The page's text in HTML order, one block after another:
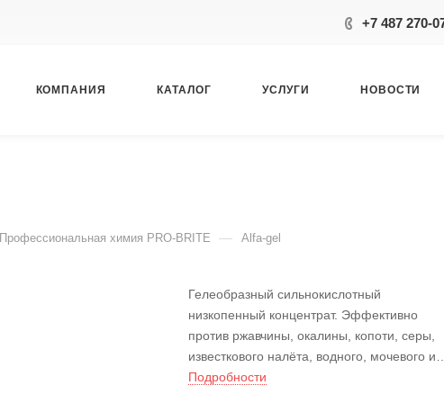
+7 487 270-
КОМПАНИЯ КАТАЛОГ УСЛУГИ НОВОСТИ
Профессиональная химия PRO-BRITE — Alfa-gel
Гелеобразный сильнокислотный
низкопенный концентрат. Эффективно
против ржавчины, окалины, копоти, серы,
известкового налёта, водного, мочевого и
котлового камня, цемента и растворов на
Подробности